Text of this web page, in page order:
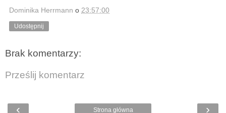
Dominika Herrmann o 23:57:00
Udostępnij
Brak komentarzy:
Prześlij komentarz
‹ ›
Strona główna